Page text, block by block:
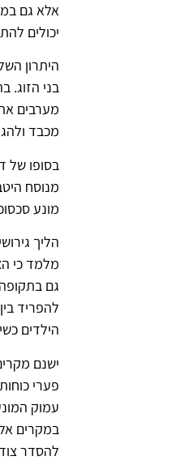
אלא גם
יכולים
היתרון
בני הזוג.
מערבים
מכבד
בסופו של
מנוסח
מונע
הליך
מלמד כי
גם
להפריד
הילדים
ישנם
פערי
עמוק
במקרים
להסדר